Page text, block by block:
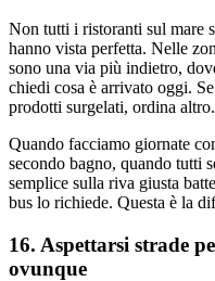
Non tutti i ristoranti sul mare
hanno vista perfetta. Nelle
sono una via più indietro,
chiedi cosa è arrivato oggi.
prodotti surgelati, ordina altro.
Quando facciamo giornate
secondo bagno, quando tutti
semplice sulla riva giusta
bus lo richiede. Questa è la
16. Aspettarsi strade
ovunque